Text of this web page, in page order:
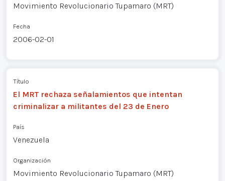
Movimiento Revolucionario Tupamaro (MRT)
Fecha
2006-02-01
Título
El MRT rechaza señalamientos que intentan
criminalizar a militantes del 23 de Enero
País
Venezuela
Organización
Movimiento Revolucionario Tupamaro (MRT)